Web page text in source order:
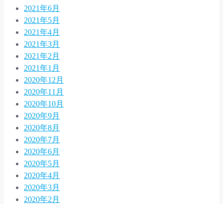
2021年6月
2021年5月
2021年4月
2021年3月
2021年2月
2021年1月
2020年12月
2020年11月
2020年10月
2020年9月
2020年8月
2020年7月
2020年6月
2020年5月
2020年4月
2020年3月
2020年2月